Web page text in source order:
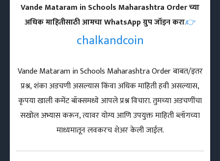
Vande Mataram in Schools Maharashtra Order च्या
अधिक माहितीसाठी आमचा WhatsApp ग्रुप जॉइन करा.👉
chalkandcoin
Vande Mataram in Schools Maharashtra Order बाबत/इतर
प्रश्न, शंका अडचणी असल्यास किंवा अधिक माहिती हवी असल्यास,
कृपया खाली कमेंट बॉक्समध्ये आपले प्रश्न विचारा. तुमच्या अडचणींचा
सखोल अभ्यास करून, त्यावर योग्य आणि उपयुक्त माहिती ब्लॉगच्या
माध्यमातून लवकरच शेअर केली जाईल.